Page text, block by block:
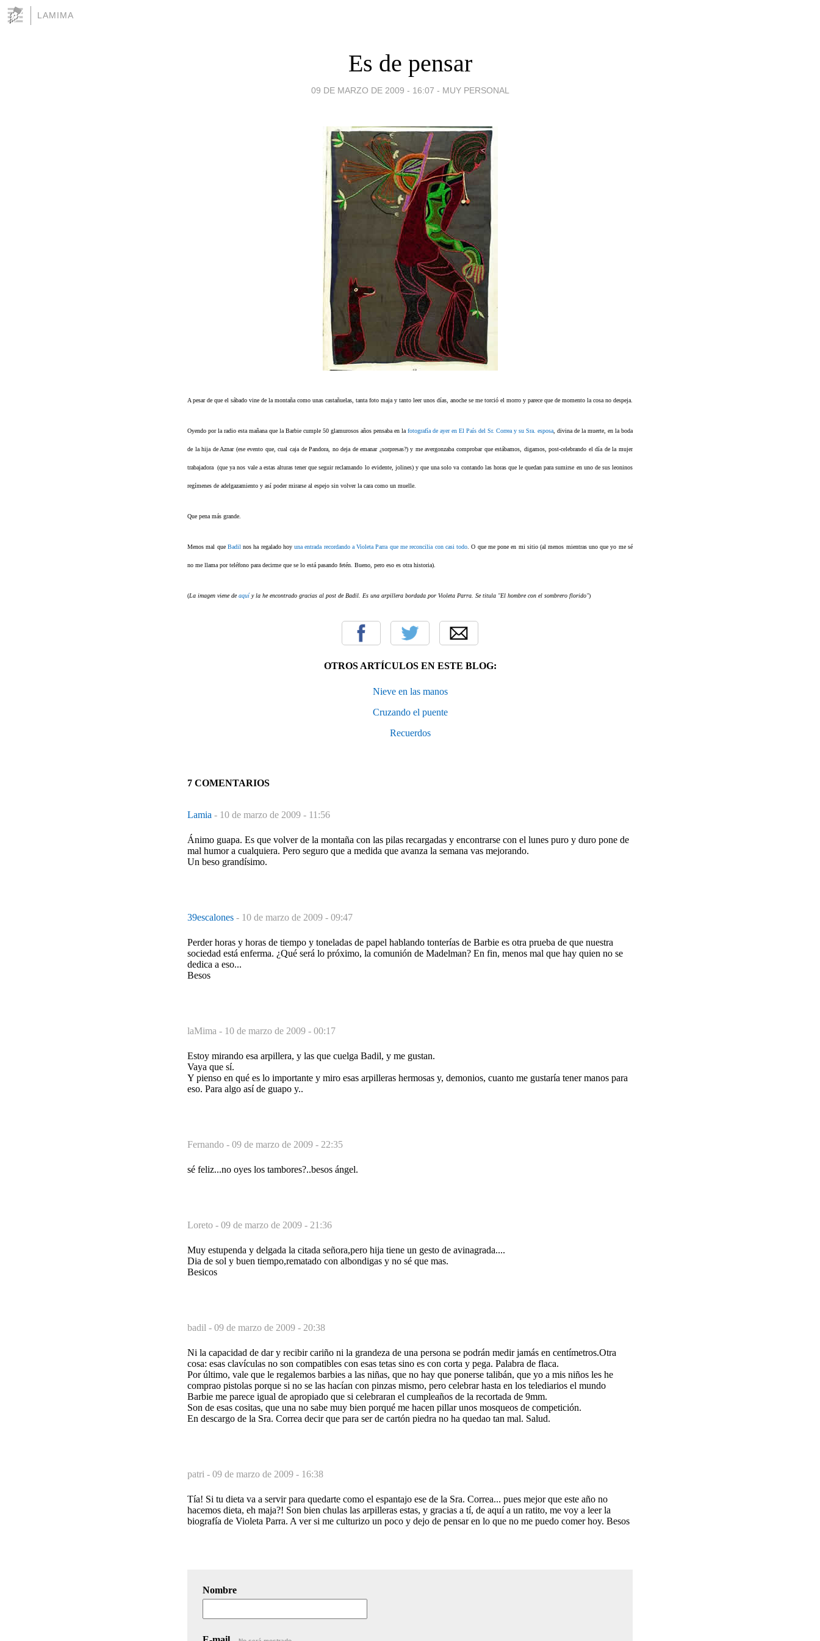
LAMIMA
Es de pensar
09 DE MARZO DE 2009 - 16:07 - MUY PERSONAL
A pesar de que el sábado vine de la montaña como unas castañuelas, tanta foto maja y tanto leer unos días, anoche se me torció el morro y parece que de momento la cosa no despeja.
Oyendo por la radio esta mañana que la Barbie cumple 50 glamurosos años pensaba en la fotografía de ayer en El País del Sr. Correa y su Sra. esposa , divina de la muerte, en la boda
de la hija de Aznar (ese evento que, cual caja de Pandora, no deja de emanar ¿sorpresas?) y me avergonzaba comprobar que estábamos, digamos, post-celebrando el día de la mujer
trabajadora (que ya nos vale a estas alturas tener que seguir reclamando lo evidente, jolines) y que una solo va contando las horas que le quedan para sumirse en uno de sus leoninos
regímenes de adelgazamiento y así poder mirarse al espejo sin volver la cara como un muelle.
Que pena más grande.
Menos mal que Badil nos ha regalado hoyuna entrada recordando a Violeta Parra que me reconcilia con casi todo . O que me pone en mi sitio (al menos mientras uno que yo me sé
no me llama por teléfono para decirme que se lo está pasando fetén. Bueno, pero eso es otra historia).
(La imagen viene deaquí y la he encontrado gracias al post de Badil. Es una arpillera bordada por Violeta Parra. Se titula "El hombre con el sombrero florido")
OTROS ARTÍCULOS EN ESTE BLOG:
Nieve en las manos
Cruzando el puente
Recuerdos
7 COMENTARIOS
Lamia - 10 de marzo de 2009 - 11:56
Ánimo guapa. Es que volver de la montaña con las pilas recargadas y encontrarse con el lunes puro y duro pone de
mal humor a cualquiera. Pero seguro que a medida que avanza la semana vas mejorando.
Un beso grandísimo.
39escalones - 10 de marzo de 2009 - 09:47
Perder horas y horas de tiempo y toneladas de papel hablando tonterías de Barbie es otra prueba de que nuestra
sociedad está enferma. ¿Qué será lo próximo, la comunión de Madelman? En fin, menos mal que hay quien no se
dedica a eso...
Besos
laMima - 10 de marzo de 2009 - 00:17
Estoy mirando esa arpillera, y las que cuelga Badil, y me gustan.
Vaya que sí.
Y pienso en qué es lo importante y miro esas arpilleras hermosas y, demonios, cuanto me gustaría tener manos para
eso. Para algo así de guapo y..
Fernando - 09 de marzo de 2009 - 22:35
sé feliz...no oyes los tambores?..besos ángel.
Loreto - 09 de marzo de 2009 - 21:36
Muy estupenda y delgada la citada señora,pero hija tiene un gesto de avinagrada....
Dia de sol y buen tiempo,rematado con albondigas y no sé que mas.
Besicos
badil - 09 de marzo de 2009 - 20:38
Ni la capacidad de dar y recibir cariño ni la grandeza de una persona se podrán medir jamás en centímetros.Otra
cosa: esas clavículas no son compatibles con esas tetas sino es con corta y pega. Palabra de flaca.
Por último, vale que le regalemos barbies a las niñas, que no hay que ponerse talibán, que yo a mis niños les he
comprao pistolas porque si no se las hacían con pinzas mismo, pero celebrar hasta en los telediarios el mundo
Barbie me parece igual de apropiado que si celebraran el cumpleaños de la recortada de 9mm.
Son de esas cositas, que una no sabe muy bien porqué me hacen pillar unos mosqueos de competición.
En descargo de la Sra. Correa decir que para ser de cartón piedra no ha quedao tan mal. Salud.
patri - 09 de marzo de 2009 - 16:38
Tía! Si tu dieta va a servir para quedarte como el espantajo ese de la Sra. Correa... pues mejor que este año no
hacemos dieta, eh maja?! Son bien chulas las arpilleras estas, y gracias a tí, de aquí a un ratito, me voy a leer la
biografía de Violeta Parra. A ver si me culturizo un poco y dejo de pensar en lo que no me puedo comer hoy. Besos
Nombre